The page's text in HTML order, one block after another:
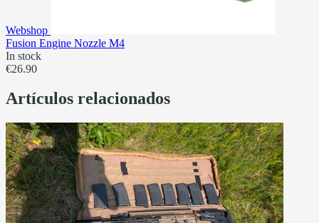
Webshop
Fusion Engine Nozzle M4
In stock
€26.90
Artículos relacionados